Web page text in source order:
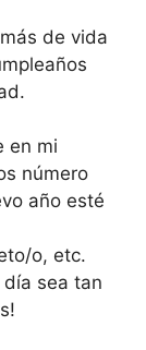
de vida
en mi
número
año esté
o, etc.
sea tan